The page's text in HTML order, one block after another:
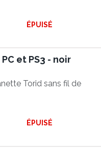
ÉPUISÉ
et PS3 - noir
Torid sans fil de
ÉPUISÉ